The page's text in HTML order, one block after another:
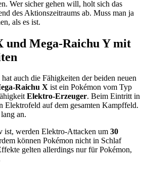
Wer sicher gehen will, holt sich das
des Aktionszeitraums ab. Muss man ja
als es ist.
und Mega-Raichu Y mit
auch die Fähigkeiten der beiden neuen
Raichu X ist ein Pokémon vom Typ
Elektro-Erzeuger. Beim Eintritt in
Elektrofeld auf dem gesamten Kampffeld.
an.
ist, werden Elektro-Attacken um 30
können Pokémon nicht in Schlaf
gelten allerdings nur für Pokémon,